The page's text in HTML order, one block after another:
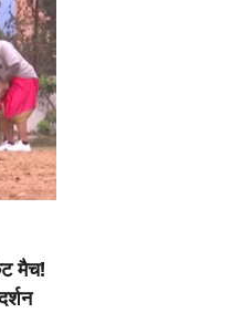
मैच!